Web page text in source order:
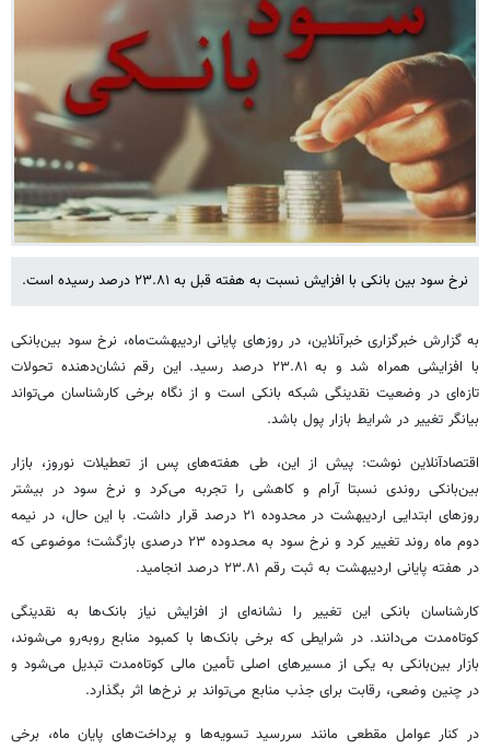
نرخ سود بین بانکی با افزایش نسبت به هفته قبل به ۲۳.۸۱ درصد رسیده است.
به گزارش خبرگزاری خبرآنلاین، در روزهای پایانی اردیبهشت‌ماه، نرخ سود بین‌بانکی
با افزایشی همراه شد و به ۲۳.۸۱ درصد رسید. این رقم نشان‌دهنده تحولات
تازه‌ای در وضعیت نقدینگی شبکه بانکی است و از نگاه برخی کارشناسان می‌تواند
بیانگر تغییر در شرایط بازار پول باشد.
اقتصادآنلاین نوشت: پیش از این، طی هفته‌های پس از تعطیلات نوروز، بازار
بین‌بانکی روندی نسبتا آرام و کاهشی را تجربه می‌کرد و نرخ سود در بیشتر
روزهای ابتدایی اردیبهشت در محدوده ۲۱ درصد قرار داشت. با این حال، در نیمه
دوم ماه روند تغییر کرد و نرخ سود به محدوده ۲۳ درصدی بازگشت؛ موضوعی که
در هفته پایانی اردیبهشت به ثبت رقم ۲۳.۸۱ درصد انجامید.
کارشناسان بانکی این تغییر را نشانه‌ای از افزایش نیاز بانک‌ها به نقدینگی
کوتاه‌مدت می‌دانند. در شرایطی که برخی بانک‌ها با کمبود منابع روبه‌رو می‌شوند،
بازار بین‌بانکی به یکی از مسیرهای اصلی تأمین مالی کوتاه‌مدت تبدیل می‌شود و
در چنین وضعی، رقابت برای جذب منابع می‌تواند بر نرخ‌ها اثر بگذارد.
در کنار عوامل مقطعی مانند سررسید تسویه‌ها و پرداخت‌های پایان ماه، برخی